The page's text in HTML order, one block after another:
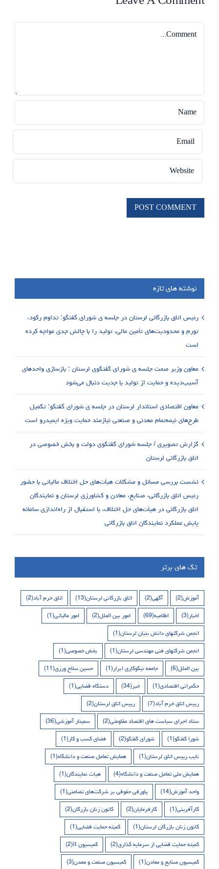
نوشته های تازه
رئیس اتاق بازرگانی لرستان در جلسه ی شورای گفتگو: تداوم رکود،
تورم و محدودیت‌های تأمین مالی، تولید را با چالش جدی مواجه کرده
است
معاون وزیر صمت جلسه ی شورای گفتگوی لرستان : بازسازی واحدهای
آسیب‌دیده و حمایت از تولید با جدیت دنبال می‌شود
معاون اقتصادی استاندار لرستان در جلسه ی شورای گفتگو: تکمیل
طرح‌های نیمه‌تمام معدنی و صنعتی نیازمند حمایت ویژه ایمیدرو است
گزارش تصویری / جلسه شورای گفتگوی دولت و بخش خصوصی در
اتاق بازرگانی لرستان
نشست بررسی مسائل و مشکلات هیأت‌های حل اختلاف مالیاتی با حضور
رئیس اتاق بازرگانی، صنایع، معادن و کشاورزی لرستان و نمایندگان
اتاق بازرگانی در هیأت‌های حل اختلاف، با استقبال از راه‌اندازی سامانه
پایش عملکرد نمایندگان اتاق بازرگانی
تگ های برتر
آموزش(2) آگهی(2) اتاق بازرگانی لرستان(13) اتاق خرم آباد(2)
اخبار(3) اطلاعیه(69) امور بین الملل(2) امور مالیاتی(1)
انجمن شرکتهای دانش بنیان لرستان(1)
انجمن شرکتهای فنی مهندسی لرستان(1) بخش خصوصی(1)
بین الملل(6) جامعه نیکوکاری ابرار(1) حسین سلاح ورزی(11)
حکمرانی اقتصادی(1) خبر(34) دستگاه قضایی(1)
رییس اتاق خرم آباد(7) رییس اتاق لرستان(2)
ستاد اجرای سیاست های اقتصاد مقاومتی(2) سمینار آموزشی(36)
شورا گفتگو(1) شورای گفتگو(2) فضای کسب و کار(1)
نایب رییس اتاق لرستان(1) همایش تعامل صنعت و دانشگاه(1)
همایش ملی تعامل صنعت و دانشگاه(4) هیات نمایندگان(1)
واحد آموزش(14) پاورقی حقوقی بر شرکت‌های تضامنی(1)
کارآفرینی(1) کارفرمایان(2) کانون زنان بازرگان(2)
کانون زنان بازرگان لرستان(1) کمیته حمایت قضایی(1)
کمیته حمایت قضایی از سرمایه گذاری(2) کمیسیون it (2)
کمیسیون صنایع و معادن(1) کمیسیون صنعت و معدن(3)